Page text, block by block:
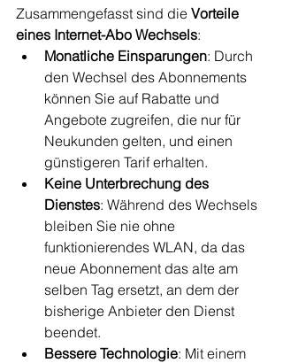
Zusammengefasst sind die Vorteile
eines Internet-Abo Wechsels:
Monatliche Einsparungen: Durch
den Wechsel des Abonnements
können Sie auf Rabatte und
Angebote zugreifen, die nur für
Neukunden gelten, und einen
günstigeren Tarif erhalten.
Keine Unterbrechung des
Dienstes: Während des Wechsels
bleiben Sie nie ohne
funktionierendes WLAN, da das
neue Abonnement das alte am
selben Tag ersetzt, an dem der
bisherige Anbieter den Dienst
beendet.
Bessere Technologie: Mit einem